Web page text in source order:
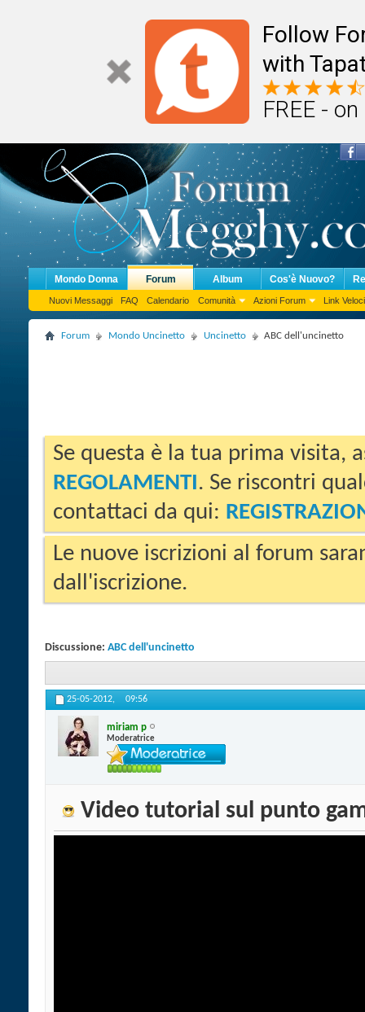
Follow
with
FREE -
Mondo Donna Forum
Nuovi Messaggi FAQ Calendario Comunità Azioni Forum Link Veloci
Album Cos'è Nuovo?
Forum Mondo Uncinetto Uncinetto ABC dell'uncinetto
Se questa è la tua prima visita,
REGOLAMENTI. Se riscontri
contattaci da qui:
Le nuove iscrizioni al forum
dall'iscrizione.
Discussione: ABC dell'uncinetto
25-05-2012, 09:56
miriam p
Moderatrice
Video tutorial sul punto